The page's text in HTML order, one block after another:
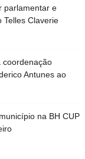
parlamentar e
Telles Claverie
coordenação
Antunes ao
na BH CUP